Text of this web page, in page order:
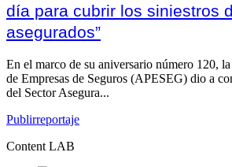
día para cubrir los siniestros
asegurados”
En el marco de su aniversario número 120,
de Empresas de Seguros (APESEG) dio a
del Sector Asegura...
Publirreportaje
Content LAB